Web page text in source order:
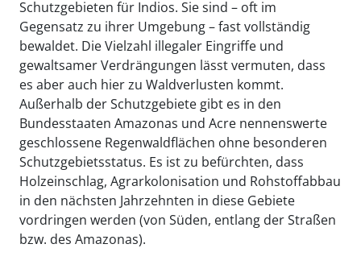
Schutzgebieten für Indios. Sie sind – oft im
Gegensatz zu ihrer Umgebung – fast vollständig
bewaldet. Die Vielzahl illegaler Eingriffe und
gewaltsamer Verdrängungen lässt vermuten, dass
es aber auch hier zu Waldverlusten kommt.
Außerhalb der Schutzgebiete gibt es in den
Bundesstaaten Amazonas und Acre nennenswerte
geschlossene Regenwaldflächen ohne besonderen
Schutzgebietsstatus. Es ist zu befürchten, dass
Holzeinschlag, Agrarkolonisation und Rohstoffabbau
in den nächsten Jahrzehnten in diese Gebiete
vordringen werden (von Süden, entlang der Straßen
bzw. des Amazonas).